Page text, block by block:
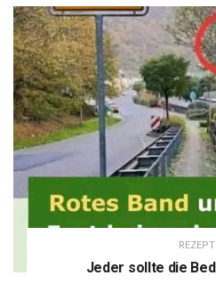
Jeder sollte die